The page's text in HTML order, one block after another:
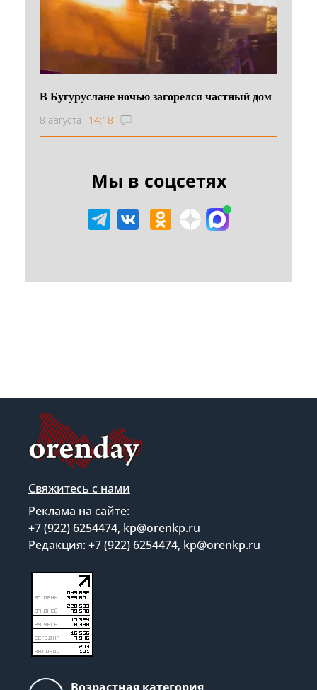
В Бугуруслане ночью загорелся частный дом
8 августа 14:18
Мы в соцсетях
Свяжитесь с нами
Реклама на сайте:
+7 (922) 6254474, kp@orenkp.ru
Редакция: +7 (922) 6254474, kp@orenkp.ru